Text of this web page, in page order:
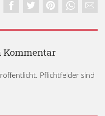
Kommentar
Pflichtfelder sind